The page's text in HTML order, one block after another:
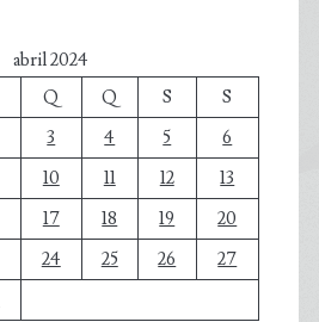
abril 2024
Q Q S
S
3 4 5
6
10 11 12
13
17 18 19
20
24 25 26
27